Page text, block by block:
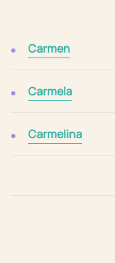
Carmen
Carmela
Carmelina